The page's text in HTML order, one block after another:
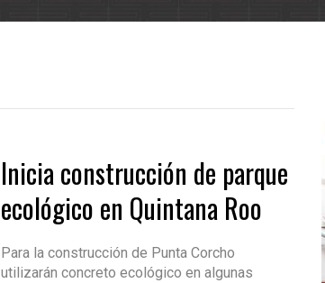
Inicia construcción de parque
ecológico en Quintana Roo
Para la construcción de Punta Corcho
utilizarán concreto ecológico en algunas